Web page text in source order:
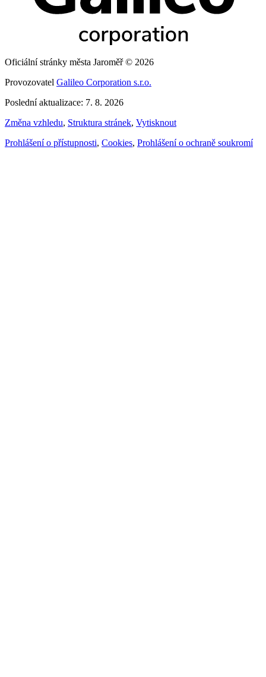
Oficiální stránky města Jaroměř © 2026
Provozovatel Galileo Corporation s.r.o.
Poslední aktualizace: 7. 8. 2026
Změna vzhledu, Struktura stránek, Vytisknout
Prohlášení o přístupnosti, Cookies, Prohlášení o ochraně soukromí